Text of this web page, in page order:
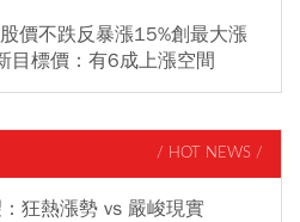
價不跌反暴漲15%創最大漲
目標價：有6成上漲空間
/ HOT NEWS /
狂熱漲勢 vs 嚴峻現實